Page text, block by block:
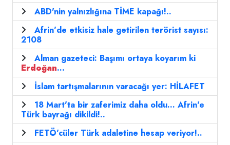
ABD'nin yalnızlığına TİME kapağı!..
Afrin'de etkisiz hale getirilen terörist sayısı:
2108
Alman gazeteci: Başımı ortaya koyarım ki
Erdoğan...
İslam tartışmalarının varacağı yer: HİLAFET
18 Mart'ta bir zaferimiz daha oldu... Afrin'e
Türk bayrağı dikildi!..
FETÖ'cüler Türk adaletine hesap veriyor!..